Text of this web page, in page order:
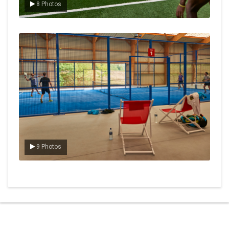
8 Photos
9 Photos
Le padel